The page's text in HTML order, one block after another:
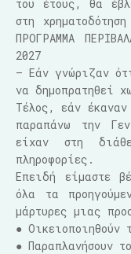
του έτους, θα
στη
ΠΡΟΓΡΑΜΜΑ
2027
– Εάν γνώριζαν
να δημοπρατηθεί
Τέλος, εάν
παραπάνω την
είχαν στη
πληροφορίες.
Επειδή είμαστε
όλα τα
μάρτυρες μιας
● Οικειοποιηθούν
● Παραπλανήσουν